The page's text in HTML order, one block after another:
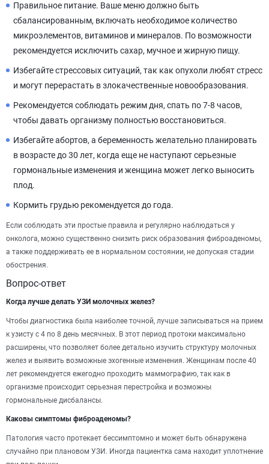
Правильное питание. Ваше меню должно быть
сбалансированным, включать необходимое количество
микроэлементов, витаминов и минералов. По возможности
рекомендуется исключить сахар, мучное и жирную пищу.
Избегайте стрессовых ситуаций, так как опухоли любят стресс
и могут перерастать в злокачественные новообразования.
Рекомендуется соблюдать режим дня, спать по 7-8 часов,
чтобы давать организму полностью восстановиться.
Избегайте абортов, а беременность желательно планировать
в возрасте до 30 лет, когда еще не наступают серьезные
гормональные изменения и женщина может легко выносить
плод.
Кормить грудью рекомендуется до года.
Если соблюдать эти простые правила и регулярно наблюдаться у
онколога, можно существенно снизить риск образования фиброаденомы,
а также поддерживать ее в нормальном состоянии, не допуская стадии
обострения.
Вопрос-ответ
Когда лучше делать УЗИ молочных желез?
Чтобы диагностика была наиболее точной, лучше записываться на прием
к узисту с 4 по 8 день месячных. В этот период протоки максимально
расширены, что позволяет более детально изучить структуру молочных
желез и выявить возможные эхогенные изменения. Женщинам после 40
лет рекомендуется ежегодно проходить маммографию, так как в
организме происходит серьезная перестройка и возможны
гормональные дисбалансы.
Каковы симптомы фиброаденомы?
Патология часто протекает бессимптомно и может быть обнаружена
случайно при плановом УЗИ. Иногда пациентка сама находит уплотнение